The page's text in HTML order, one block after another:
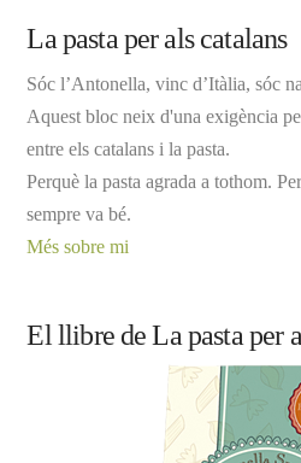
La pasta per als catalans
Sóc l’Antonella, vinc d’Itàlia, sóc
Aquest bloc neix d'una exigència
entre els catalans i la pasta.
Perquè la pasta agrada a tothom.
sempre va bé.
Més sobre mi
El llibre de La pasta per